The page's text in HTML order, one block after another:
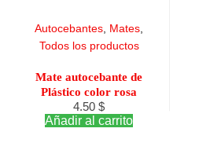
Autocebantes Mates
Todos los productos
Mate autocebante de
Plástico color rosa
4.50$
Añadir al carrito